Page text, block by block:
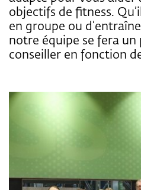
objectifs de fitness.
en groupe ou
notre équipe se fera un
conseiller en fonction